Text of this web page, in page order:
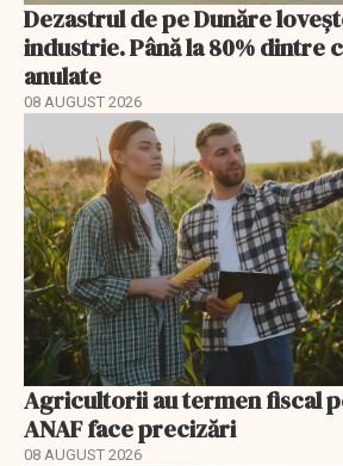
Dezastrul de pe Dunăre
industrie. Până la 80% dintre
anulate
08 AUGUST 2026
Agricultorii au termen fiscal
ANAF face precizări
08 AUGUST 2026